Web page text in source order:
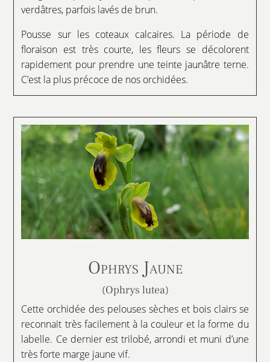
verdâtres, parfois lavés de brun.
Pousse sur les coteaux calcaires. La période de
floraison est très courte, les fleurs se décolorent
rapidement pour prendre une teinte jaunâtre terne.
C’est la plus précoce de nos orchidées.
Ophrys Jaune
(Ophrys lutea)
Cette orchidée des pelouses sèches et bois clairs se
reconnait très facilement à la couleur et la forme du
labelle. Ce dernier est trilobé, arrondi et muni d’une
très forte marge jaune vif.